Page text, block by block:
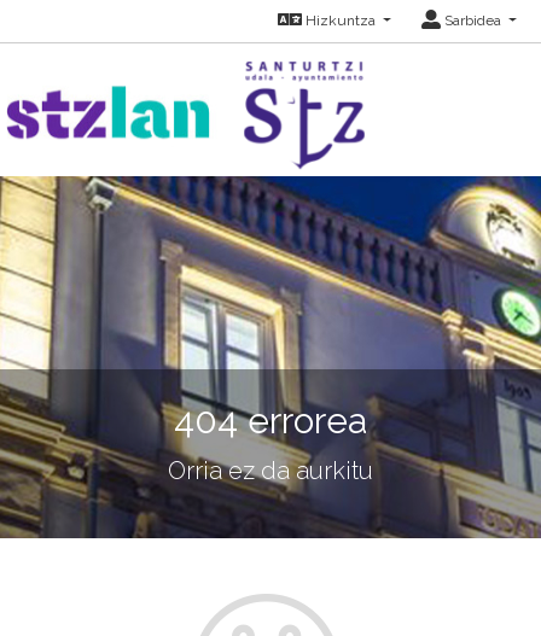
Hizkuntza Sarbidea
404 errorea
Orria ez da aurkitu